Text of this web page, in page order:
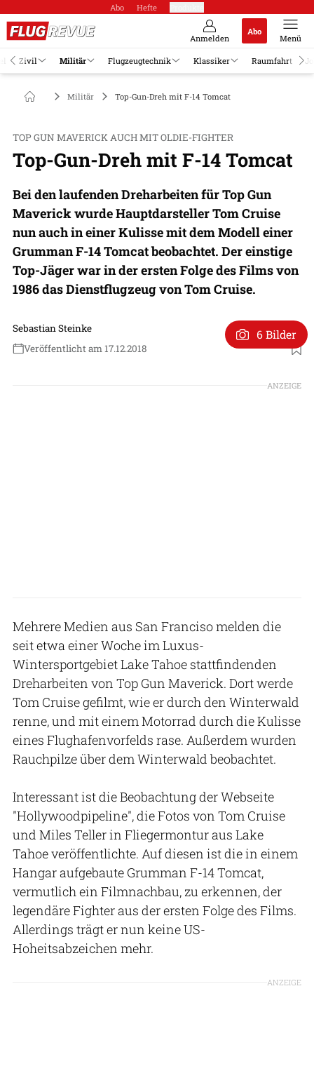
Abo Hefte
Anmelden
Abo
Menü
Zivil Militär Flugzeugtechnik Klassiker Raumfahrt
Militär Top-Gun-Dreh mit F-14 Tomcat
TOP GUN MAVERICK AUCH MIT OLDIE-FIGHTER
Top-Gun-Dreh mit F-14 Tomcat
Bei den laufenden Dreharbeiten für Top Gun
Maverick wurde Hauptdarsteller Tom Cruise
nun auch in einer Kulisse mit dem Modell einer
Grumman F-14 Tomcat beobachtet. Der einstige
Top-Jäger war in der ersten Folge des Films von
1986 das Dienstflugzeug von Tom Cruise.
Sebastian Steinke
Veröffentlicht am 17.12.2018
6 Bilder
ANZEIGE
Mehrere Medien aus San Franciso melden die
seit etwa einer Woche im Luxus-
Wintersportgebiet Lake Tahoe stattfindenden
Dreharbeiten von Top Gun Maverick. Dort werde
Tom Cruise gefilmt, wie er durch den Winterwald
renne, und mit einem Motorrad durch die Kulisse
eines Flughafenvorfelds rase. Außerdem wurden
Rauchpilze über dem Winterwald beobachtet.
Interessant ist die Beobachtung der Webseite
"Hollywoodpipeline", die Fotos von Tom Cruise
und Miles Teller in Fliegermontur aus Lake
Tahoe veröffentlichte. Auf diesen ist die in einem
Hangar aufgebaute Grumman F-14 Tomcat,
vermutlich ein Filmnachbau, zu erkennen, der
legendäre Fighter aus der ersten Folge des Films.
Allerdings trägt er nun keine US-
Hoheitsabzeichen mehr.
ANZEIGE